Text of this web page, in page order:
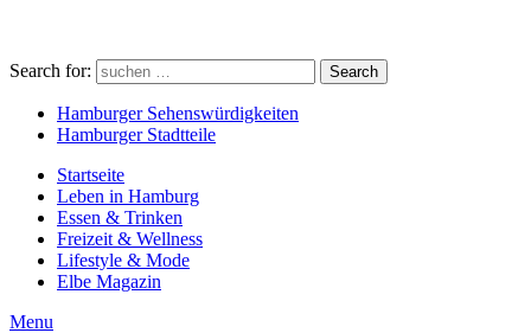
Search for: Search
Hamburger Sehenswürdigkeiten
Hamburger Stadtteile
Startseite
Leben in Hamburg
Essen & Trinken
Freizeit & Wellness
Lifestyle & Mode
Elbe Magazin
Menu